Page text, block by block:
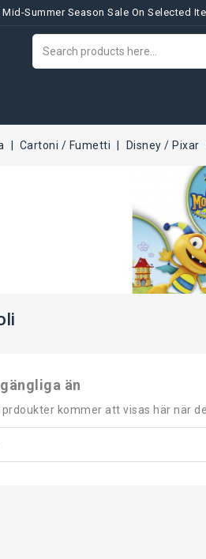
Summer Season Sale On Selected
Cartoni / Fumetti Disney / Pixar
än
prdoukter kommer att visas här när